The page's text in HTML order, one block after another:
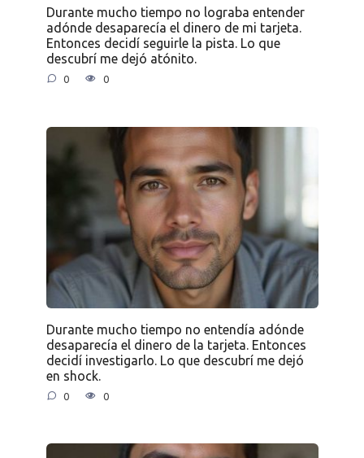
Durante mucho tiempo no lograba entender
adónde desaparecía el dinero de mi tarjeta.
Entonces decidí seguirle la pista. Lo que
descubrí me dejó atónito.
0 0
Durante mucho tiempo no entendía adónde
desaparecía el dinero de la tarjeta. Entonces
decidí investigarlo. Lo que descubrí me dejó
en shock.
0 0